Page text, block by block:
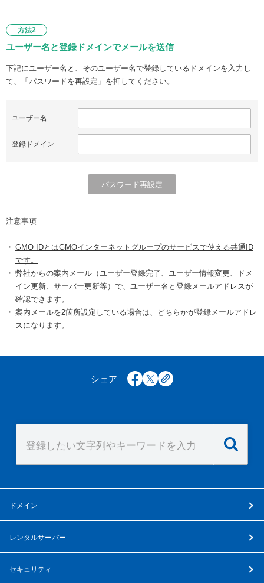
方法2
ユーザー名と登録ドメインでメールを送信
下記にユーザー名と、そのユーザー名で登録しているドメインを入力し
て、「パスワードを再設定」を押してください。
ユーザー名
登録ドメイン
注意事項
GMO IDとはGMOインターネットグループのサービスで使える共通ID
です。
弊社からの案内メール（ユーザー登録完了、ユーザー情報変更、ドメ
イン更新、サーバー更新等）で、ユーザー名と登録メールアドレスが
確認できます。
案内メールを2箇所設定している場合は、どちらかが登録メールアドレ
スになります。
シェア facebook
x copy
ドメイン
レンタルサーバー
セキュリティ